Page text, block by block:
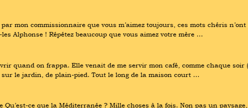
mon commissionnaire que vous m’aimez toujours, ces mots chéris
Alphonse ! Répétez beaucoup que vous aimez votre mère …
quand on frappa. Elle venait de me servir mon café, comme chaque soir
le jardin, de plain-pied. Tout le long de la maison court …
ce que la Méditerranée ? Mille choses à la fois. Non pas un